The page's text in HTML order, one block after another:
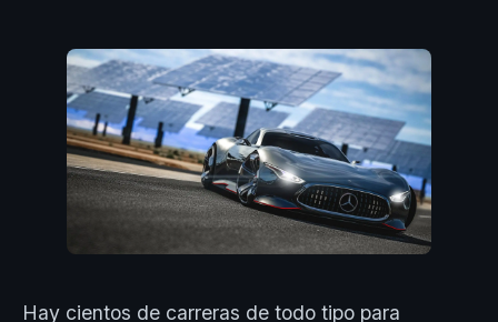
Hay cientos de carreras de todo tipo para